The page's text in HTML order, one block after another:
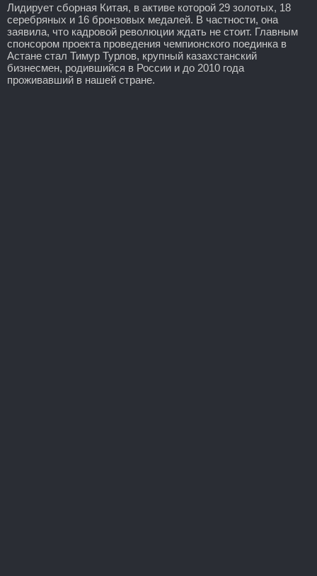
Лидирует сборная Китая, в активе которой 29 золотых, 18
серебряных и 16 бронзовых медалей. В частности, она
заявила, что кадровой революции ждать не стоит. Главным
спонсором проекта проведения чемпионского поединка в
Астане стал Тимур Турлов, крупный казахстанский
бизнесмен, родившийся в России и до 2010 года
проживавший в нашей стране.